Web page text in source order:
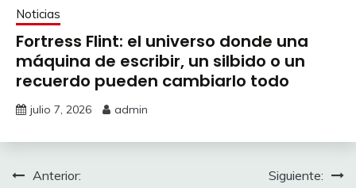
Noticias
Fortress Flint: el universo donde una
máquina de escribir, un silbido o un
recuerdo pueden cambiarlo todo
julio 7, 2026 admin
Navegación
Anterior:
Siguiente: